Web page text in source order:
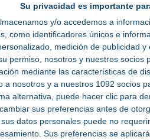
Su privacidad es importante
y/o accedemos a
como identificadores únicos e
medición de publicidad
permiso, nosotros y nuestros socios
mediante las características de
a nosotros y a nuestros 1092 socios
alternativa, puede hacer clic para
sus preferencias antes de
datos personales puede no
Sus preferencias se
10.000 toneladas anuales
industrial de la startup, ROSI
nueva planta supondrá un hito importante
diseñada para su implementación
suministrar materias primas
la planta entrará en fase de
necesarias.
circular replicable, económicamente viable
reducir la dependencia de Europa
que reúna a recicladores,
de suministro europea del sector fotovoltaico.